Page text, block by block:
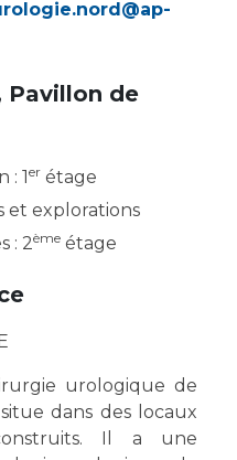
Pavillon de
: 1er étage
et explorations
: 2ème étage
urologique de
dans des locaux
Il a une